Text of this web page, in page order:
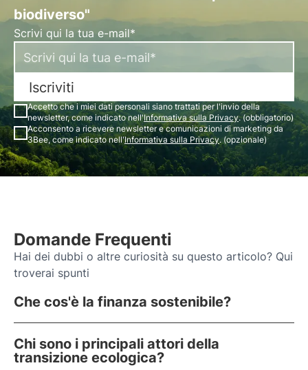
biodiverso"
Scrivi qui la tua e-mail*
Iscriviti
Accetto che i miei dati personali siano trattati per l'invio della
newsletter, come indicato nell'Informativa sulla Privacy. (obbligatorio)
Acconsento a ricevere newsletter e comunicazioni di marketing da
3Bee, come indicato nell'Informativa sulla Privacy. (opzionale)
Domande Frequenti
Hai dei dubbi o altre curiosità su questo articolo? Qui
troverai spunti
Che cos'è la finanza sostenibile?
Chi sono i principali attori della
transizione ecologica?